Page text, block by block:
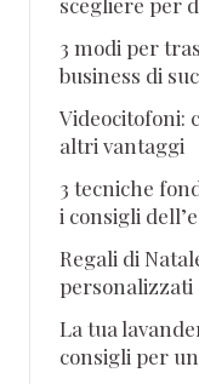
3 modi per
business di
Videocitofoni:
altri vantaggi
3 tecniche
i consigli
Regali di
personalizzati
La tua
consigli per